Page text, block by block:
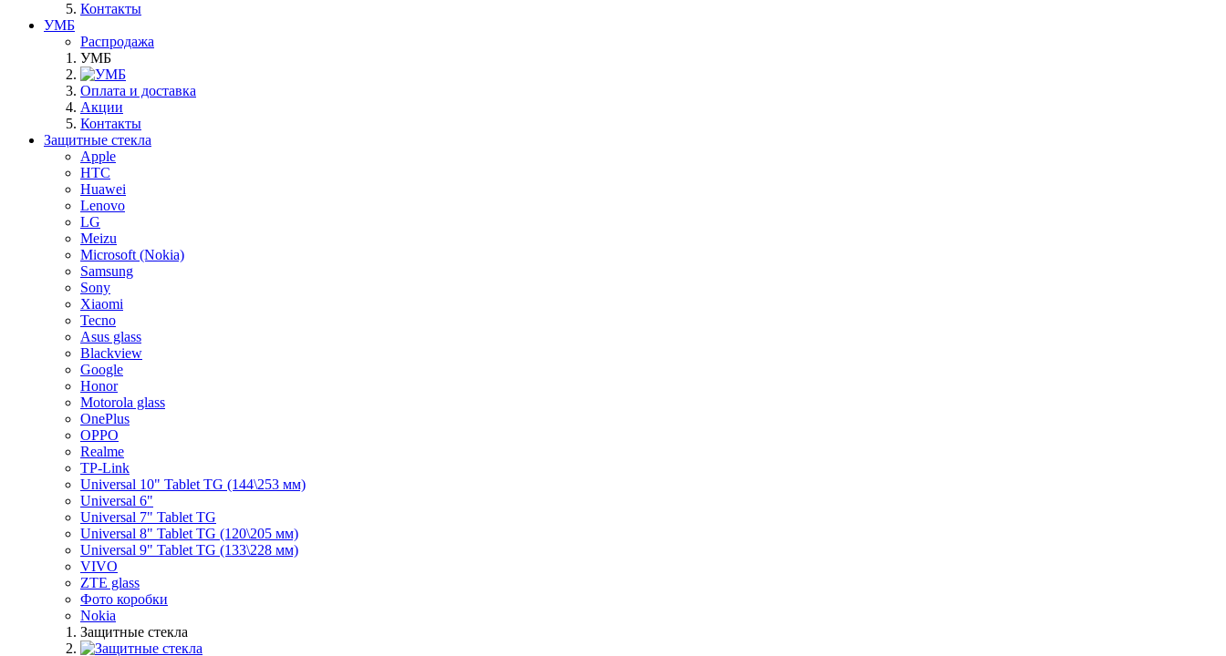
Контакты
УМБ
Распродажа
УМБ
Оплата и доставка
Акции
Контакты
Защитные стекла
Apple
HTC
Huawei
Lenovo
LG
Meizu
Microsoft (Nokia)
Samsung
Sony
Xiaomi
Tecno
Asus glass
Blackview
Google
Honor
Motorola glass
OnePlus
OPPO
Realme
TP-Link
Universal 10" Tablet TG (144\253 мм)
Universal 6"
Universal 7" Tablet TG
Universal 8" Tablet TG (120\205 мм)
Universal 9" Tablet TG (133\228 мм)
VIVO
ZTE glass
Фото коробки
Nokia
Защитные стекла